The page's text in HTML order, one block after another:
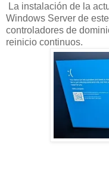
La instalación de la
Windows Server de
controladores de
reinicio continuos.